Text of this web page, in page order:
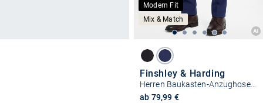
Modern Fit
Mix & Match
Finshley & Harding
Herren Baukasten-Anzughose Modern Fit
ab 79,99 €